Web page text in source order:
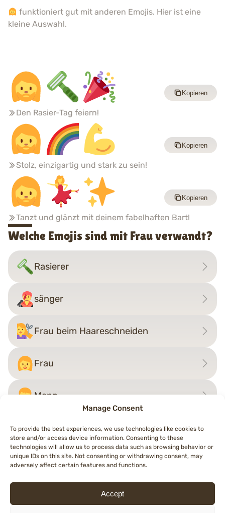
Manage Consent
To provide the best experiences, we use technologies like cookies to
store and/or access device information. Consenting to these
technologies will allow us to process data such as browsing behavior or
unique IDs on this site. Not consenting or withdrawing consent, may
adversely affect certain features and functions.
Accept
funktioniert gut mit anderen Emojis. Hier ist eine
kleine Auswahl.
Den Rasier-Tag feiern!
Kopieren
Stolz, einzigartig und stark zu sein!
Kopieren
Tanzt und glänzt mit deinem fabelhaften Bart!
Kopieren
Welche Emojis sind mit Frau verwandt?
Rasierer
sänger
Frau beim Haareschneiden
Frau
Mann
Beitragsnavigation
←ältere PersonFrau mit Kopftuch→